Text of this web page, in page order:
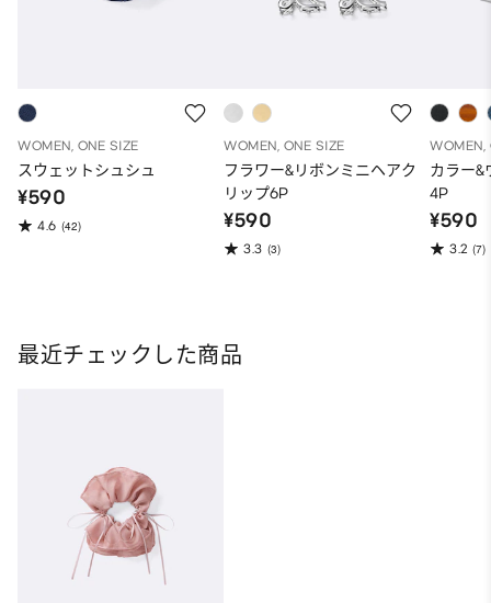
WOMEN, ONE SIZE
スウェットシュシュ
¥590
4.6 (42)
WOMEN, ONE SIZE
フラワー&リボンミニヘアク
リップ6P
¥590
3.3 (3)
WOMEN,
カラー&
4P
¥590
3.2 (7)
最近チェックした商品